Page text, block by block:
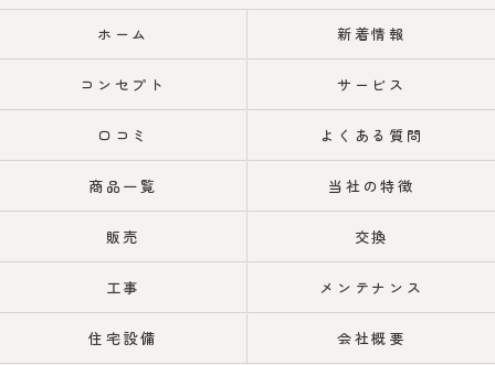
ホーム 新着情報
コンセプト サービス
口コミ よくある質問
商品一覧 当社の特徴
販売 交換
工事 メンテナンス
住宅設備 会社概要